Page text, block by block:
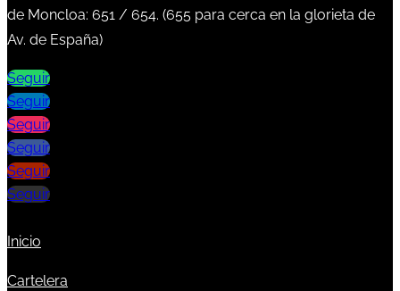
de Moncloa: 651 / 654. (655 para cerca en la glorieta de
Av. de España)
Seguir
Seguir
Seguir
Seguir
Seguir
Seguir
Inicio
Cartelera